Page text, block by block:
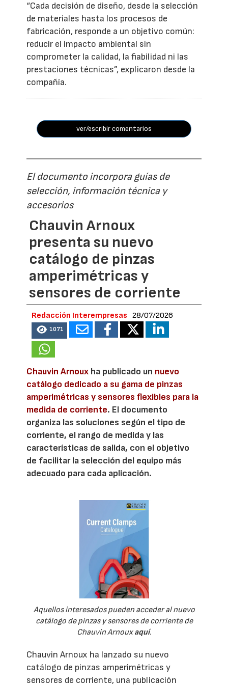
“Cada decisión de diseño, desde la selección
de materiales hasta los procesos de
fabricación, responde a un objetivo común:
reducir el impacto ambiental sin
comprometer la calidad, la fiabilidad ni las
prestaciones técnicas”, explicaron desde la
compañía.
ver/escribir comentarios
El documento incorpora guías de
selección, información técnica y
accesorios
Chauvin Arnoux
presenta su nuevo
catálogo de pinzas
amperimétricas y
sensores de corriente
Redacción Interempresas 28/07/2026
1071
Chauvin Arnoux ha publicado un nuevo
catálogo dedicado a su gama de pinzas
amperimétricas y sensores flexibles para la
medida de corriente. El documento
organiza las soluciones según el tipo de
corriente, el rango de medida y las
características de salida, con el objetivo
de facilitar la selección del equipo más
adecuado para cada aplicación.
Aquellos interesados pueden acceder al nuevo
catálogo de pinzas y sensores de corriente de
Chauvin Arnouxaquí.
Chauvin Arnoux ha lanzado su nuevo
catálogo de pinzas amperimétricas y
sensores de corriente, una publicación